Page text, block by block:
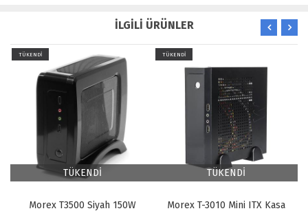
İLGİLİ ÜRÜNLER
TÜKENDİ
TÜKENDİ
Morex T3500 Siyah 150W
TÜKENDİ
TÜKENDİ
Morex T-3010 Mini ITX Kasa